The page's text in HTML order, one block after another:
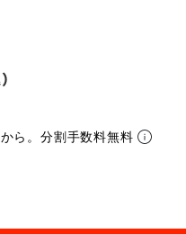
から。分割手数料無料